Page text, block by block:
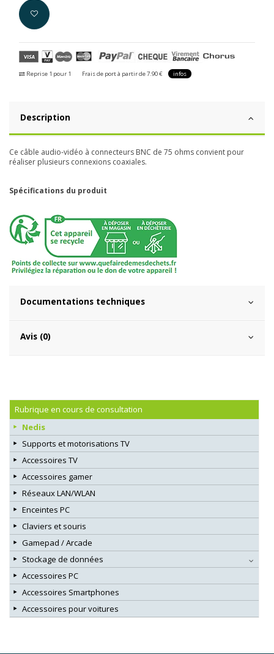
Reprise 1 pour 1 Frais de port à partir de 7.90 € infos
Description
Ce câble audio-vidéo à connecteurs BNC de 75 ohms convient pour
réaliser plusieurs connexions coaxiales.
Spécifications du produit
Documentations techniques
Avis (0)
Rubrique en cours de consultation
Nedis
Supports et motorisations TV
Accessoires TV
Accessoires gamer
Réseaux LAN/WLAN
Enceintes PC
Claviers et souris
Gamepad / Arcade
Stockage de données
Accessoires PC
Accessoires Smartphones
Accessoires pour voitures